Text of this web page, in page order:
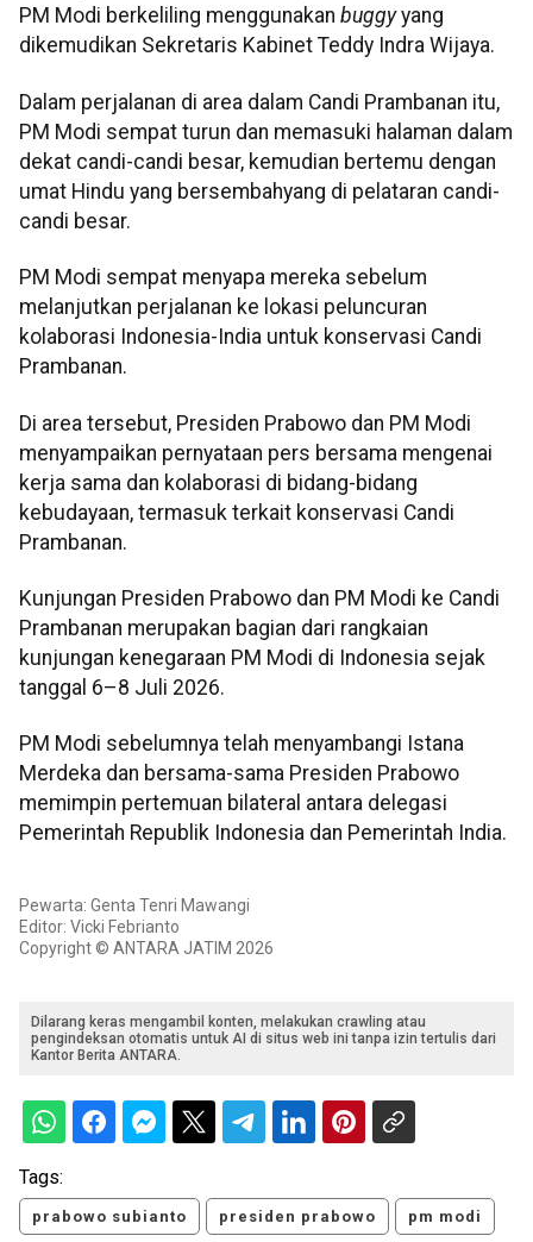
PM Modi berkeliling menggunakan buggyyang
dikemudikan Sekretaris Kabinet Teddy Indra Wijaya.
Dalam perjalanan di area dalam Candi Prambanan itu,
PM Modi sempat turun dan memasuki halaman dalam
dekat candi-candi besar, kemudian bertemu dengan
umat Hindu yang bersembahyang di pelataran candi-
candi besar.
PM Modi sempat menyapa mereka sebelum
melanjutkan perjalanan ke lokasi peluncuran
kolaborasi Indonesia-India untuk konservasi Candi
Prambanan.
Di area tersebut, Presiden Prabowo dan PM Modi
menyampaikan pernyataan pers bersama mengenai
kerja sama dan kolaborasi di bidang-bidang
kebudayaan, termasuk terkait konservasi Candi
Prambanan.
Kunjungan Presiden Prabowo dan PM Modi ke Candi
Prambanan merupakan bagian dari rangkaian
kunjungan kenegaraan PM Modi di Indonesia sejak
tanggal 6–8 Juli 2026.
PM Modi sebelumnya telah menyambangi Istana
Merdeka dan bersama-sama Presiden Prabowo
memimpin pertemuan bilateral antara delegasi
Pemerintah Republik Indonesia dan Pemerintah India.
Pewarta: Genta Tenri Mawangi
Editor: Vicki Febrianto
Copyright © ANTARA JATIM 2026
Dilarang keras mengambil konten, melakukan crawling atau
pengindeksan otomatis untuk AI di situs web ini tanpa izin tertulis dari
Kantor Berita ANTARA.
Tags:
prabowo subianto presiden prabowo pm modi